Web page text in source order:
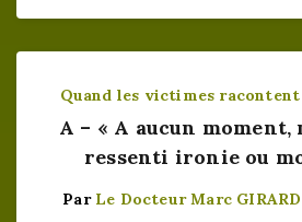
Quand les victimes
A – « A aucun moment,
ressenti ironie ou
Par Le Docteur Marc GIRARD